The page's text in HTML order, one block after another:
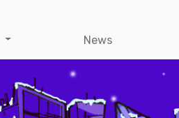
News